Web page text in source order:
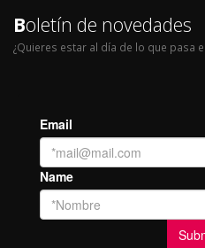
Boletín de novedades
¿Quieres estar al día de lo que pasa